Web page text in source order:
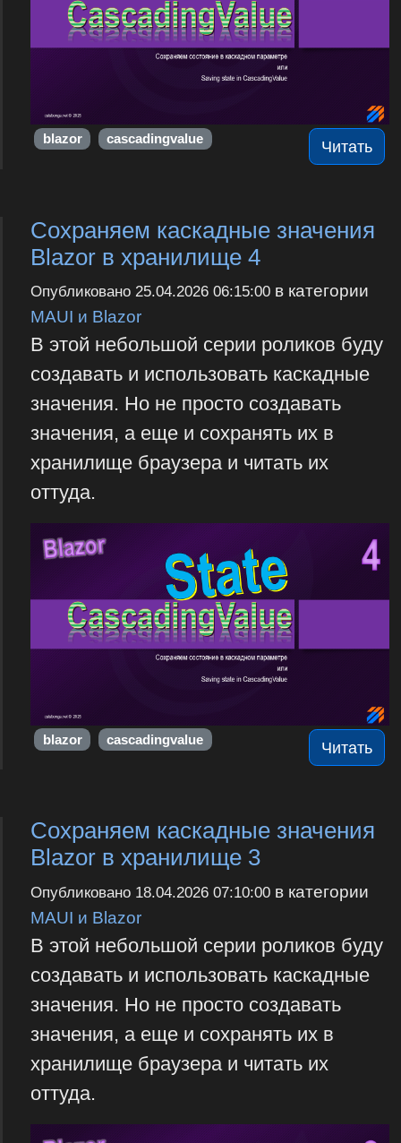
Читать
blazor cascadingvalue
Сохраняем каскадные значения
Blazor в хранилище 4
Опубликовано 25.04.2026 06:15:00в категории
MAUI и Blazor
В этой небольшой серии роликов буду
создавать и использовать каскадные
значения. Но не просто создавать
значения, а еще и сохранять их в
хранилище браузера и читать их
оттуда.
Читать
blazor cascadingvalue
Сохраняем каскадные значения
Blazor в хранилище 3
Опубликовано 18.04.2026 07:10:00в категории
MAUI и Blazor
В этой небольшой серии роликов буду
создавать и использовать каскадные
значения. Но не просто создавать
значения, а еще и сохранять их в
хранилище браузера и читать их
оттуда.